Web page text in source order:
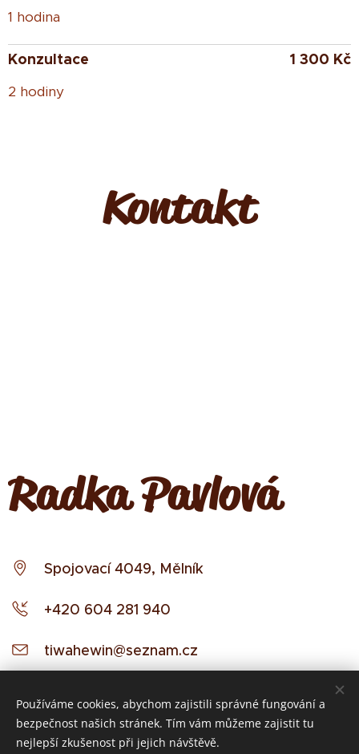
1 hodina
Konzultace
2 hodiny
1 300 Kč
Kontakt
Radka Pavlová
Spojovací 4049, Mělník
+420 604 281 940
tiwahewin@seznam.cz
https://www.facebook.com/CestaMaterstvi
m
Používáme cookies, abychom zajistili správné fungování a
bezpečnost našich stránek. Tím vám můžeme zajistit tu
nejlepší zkušenost při jejich návštěvě.